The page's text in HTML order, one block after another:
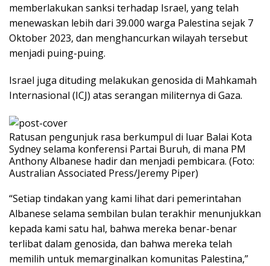
memberlakukan sanksi terhadap Israel, yang telah
menewaskan lebih dari 39.000 warga Palestina sejak 7
Oktober 2023, dan menghancurkan wilayah tersebut
menjadi puing-puing.
Israel juga dituding melakukan genosida di Mahkamah
Internasional (ICJ) atas serangan militernya di Gaza.
Ratusan pengunjuk rasa berkumpul di luar Balai Kota
Sydney selama konferensi Partai Buruh, di mana PM
Anthony Albanese hadir dan menjadi pembicara. (Foto:
Australian Associated Press/Jeremy Piper)
“Setiap tindakan yang kami lihat dari pemerintahan
Albanese selama sembilan bulan terakhir menunjukkan
kepada kami satu hal, bahwa mereka benar-benar
terlibat dalam genosida, dan bahwa mereka telah
memilih untuk memarginalkan komunitas Palestina,”